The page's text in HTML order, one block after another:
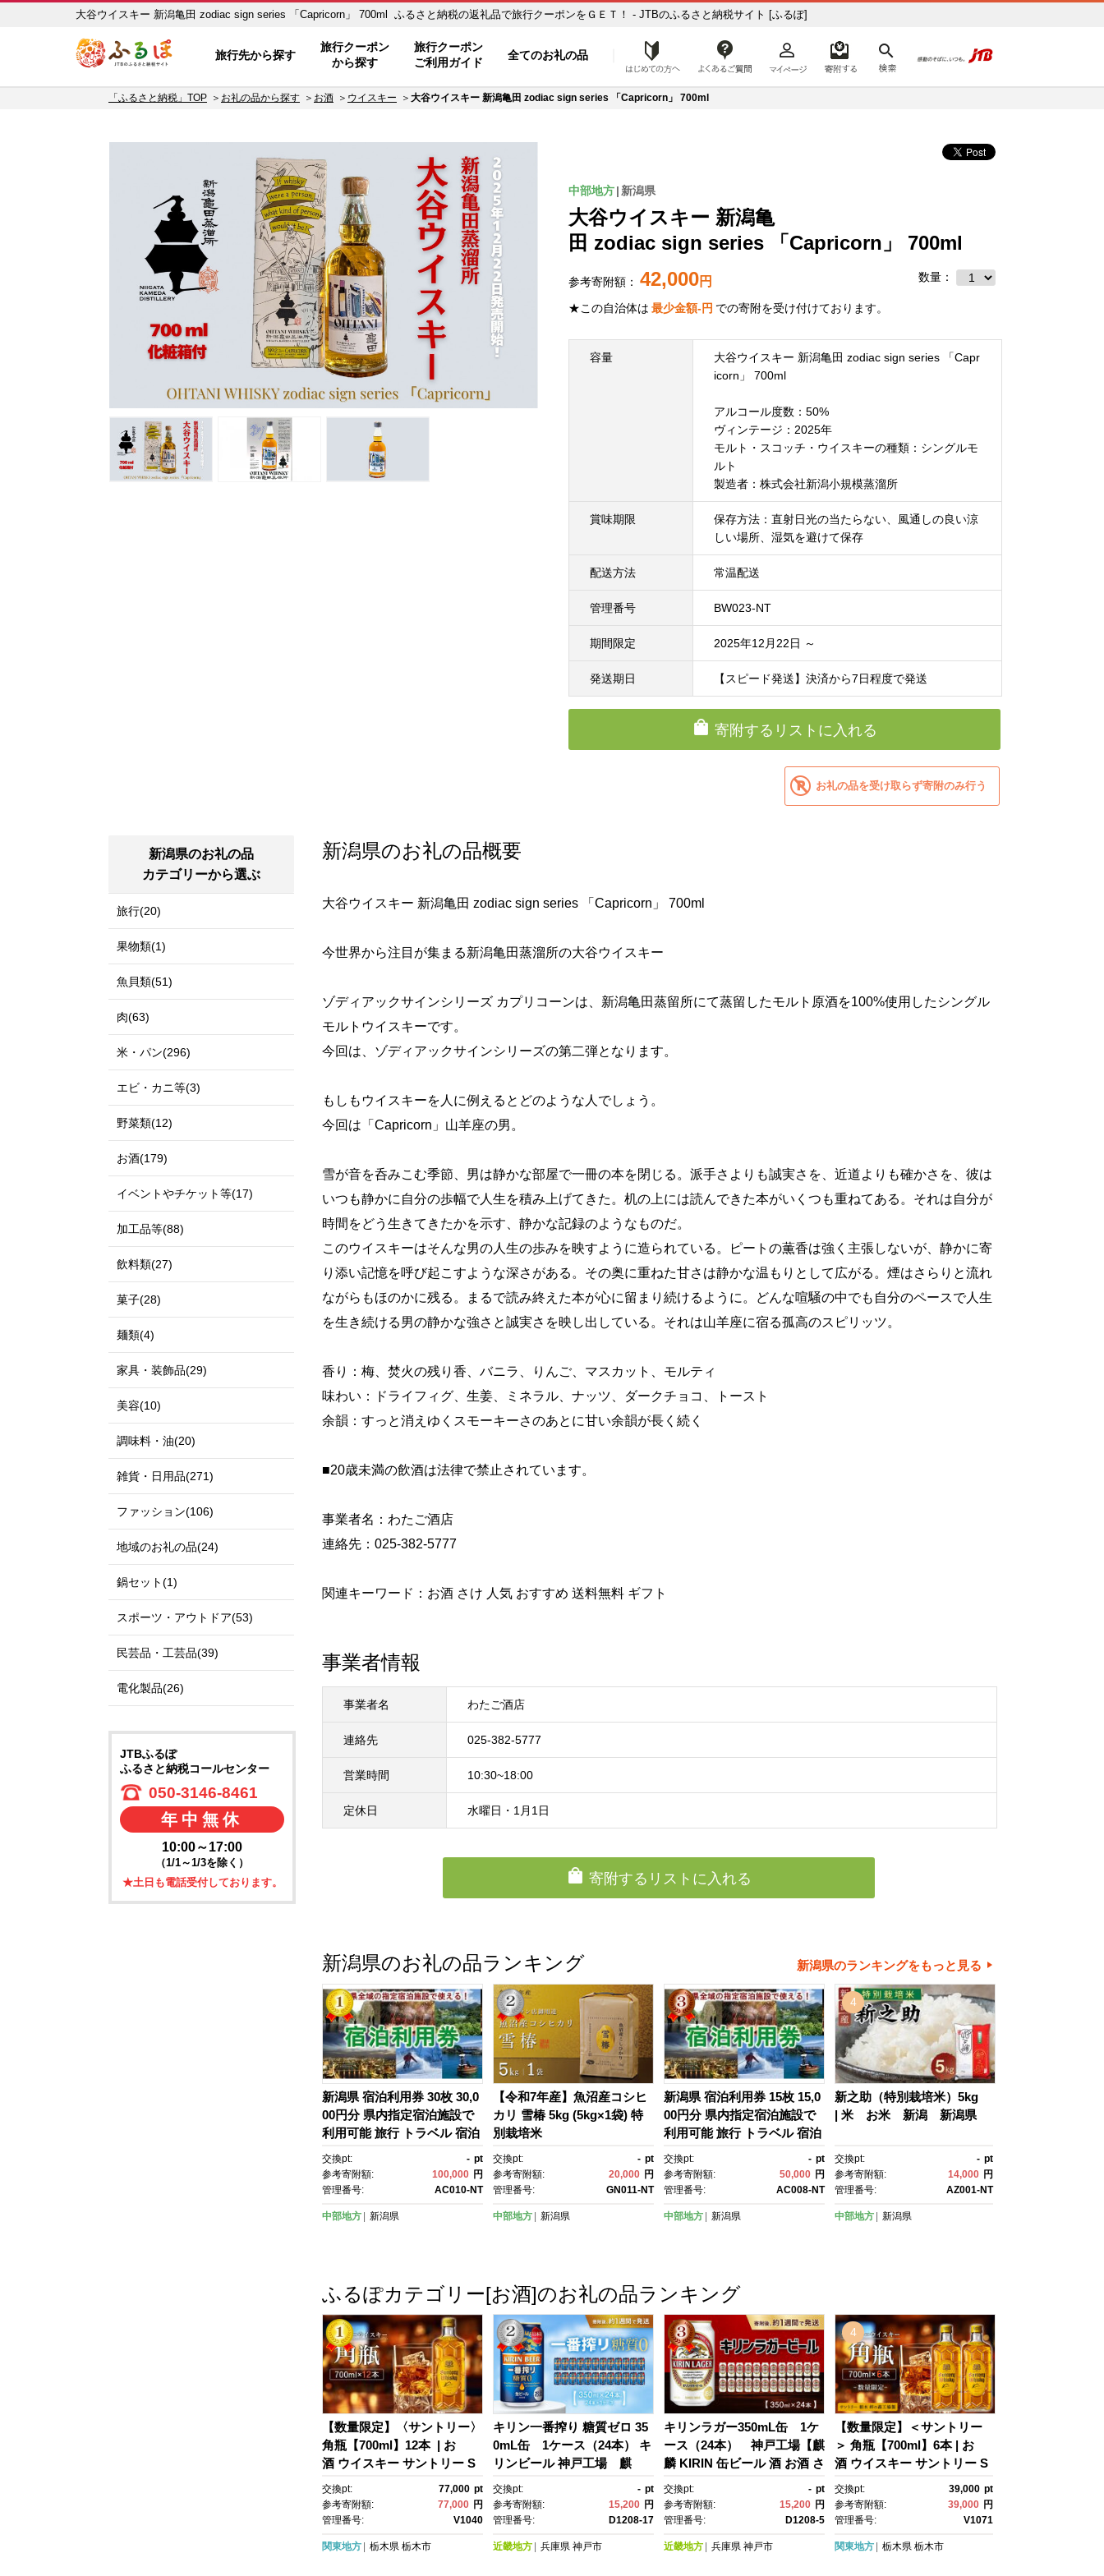
大谷ウイスキー 新潟亀田 zodiac sign series 「Capricorn」 700ml ふるさと納税の返礼品で旅行クーポンをＧＥＴ！ - JTBのふるさと納税サイト [ふるぽ]
旅行先から探す
旅行クーポン
から探す
旅行クーポン
ご利用ガイド
全てのお礼の品 はじめての方へ
「ふるさと納税」TOP お礼の品から探す お酒 ウイスキー 大谷ウイスキー 新潟亀田 zodiac sign series 「Capricorn」 700ml
中部地方 新潟県
大谷ウイスキー 新潟亀
田 zodiac sign series 「Capricorn」 700ml
参考寄附額： 42,000円 数量：
★この自治体は 最少金額-円 での寄附を受け付けております。
容量
大谷ウイスキー 新潟亀田 zodiac sign series 「Capr
icorn」 700ml
アルコール度数：50%
ヴィンテージ：2025年
モルト・スコッチ・ウイスキーの種類：シングルモ
ルト
製造者：株式会社新潟小規模蒸溜所
賞味期限
保存方法：直射日光の当たらない、風通しの良い涼
しい場所、湿気を避けて保存
配送方法 常温配送
管理番号 BW023-NT
期間限定 2025年12月22日 ～
発送期日 【スピード発送】決済から7日程度で発送
寄附するリストに入れる
お礼の品を受け取らず寄附のみ行う
新潟県のお礼の品概要
大谷ウイスキー 新潟亀田 zodiac sign series 「Capricorn」 700ml
今世界から注目が集まる新潟亀田蒸溜所の大谷ウイスキー
ゾディアックサインシリーズ カプリコーンは、新潟亀田蒸留所にて蒸留したモルト原酒を100%使用したシングル
モルトウイスキーです。
今回は、ゾディアックサインシリーズの第二弾となります。
もしもウイスキーを人に例えるとどのような人でしょう。
今回は「Capricorn」山羊座の男。
雪が音を呑みこむ季節、男は静かな部屋で一冊の本を閉じる。派手さよりも誠実さを、近道よりも確かさを、彼は
いつも静かに自分の歩幅で人生を積み上げてきた。机の上には読んできた本がいくつも重ねてある。それは自分が
時間をどう生きてきたかを示す、静かな記録のようなものだ。
このウイスキーはそんな男の人生の歩みを映すように造られている。ピートの薫香は強く主張しないが、静かに寄
り添い記憶を呼び起こすような深さがある。その奥に重ねた甘さは静かな温もりとして広がる。煙はさらりと流れ
ながらもほのかに残る。まるで読み終えた本が心に留まり続けるように。どんな喧騒の中でも自分のペースで人生
を生き続ける男の静かな強さと誠実さを映し出している。それは山羊座に宿る孤高のスピリッツ。
香り：梅、焚火の残り香、バニラ、りんご、マスカット、モルティ
味わい：ドライフィグ、生姜、ミネラル、ナッツ、ダークチョコ、トースト
余韻：すっと消えゆくスモーキーさのあとに甘い余韻が長く続く
■20歳未満の飲酒は法律で禁止されています。
事業者名：わたご酒店
連絡先：025-382-5777
関連キーワード：お酒 さけ 人気 おすすめ 送料無料 ギフト
事業者情報
事業者名 わたご酒店
連絡先 025-382-5777
営業時間 10:30~18:00
定休日 水曜日・1月1日
寄附するリストに入れる
新潟県のお礼の品ランキング 新潟県のランキングをもっと見る
新潟県 宿泊利用券 30枚 30,0
00円分 県内指定宿泊施設で
利用可能 旅行 トラベル 宿泊
予約 旅行予約 観光 チケッ
ト 温泉 旅館 旬 味覚 堪能 家
族連れ 子供連れ ファミリ
潟 にいがた ふるさと納税 プ
交換pt: - pt
参考寄附額:
100,000 円
管理番号:
AC010-NT
中部地方 新潟県
【令和7年産】魚沼産コシヒ
カリ 雪椿 5kg (5kg×1袋) 特
別栽培米
交換pt: - pt
参考寄附額:
20,000 円
管理番号:
GN011-NT
中部地方 新潟県
新潟県 宿泊利用券 15枚 15,0
00円分 県内指定宿泊施設で
利用可能 旅行 トラベル 宿泊
予約 旅行予約 観光 チケッ
ト 温泉 旅館 旬 味覚 堪能 家
族連れ 子供連れ ファミリ
潟 にいがた ふるさと納税 プ
交換pt: - pt
参考寄附額:
50,000 円
管理番号:
AC008-NT
中部地方 新潟県
4
新之助（特別栽培米）5kg
| 米 お米 新潟 新潟県
交換pt: - pt
参考寄附額:
14,000 円
管理番号:
AZ001-NT
中部地方 新潟県
ふるぽカテゴリー[お酒]のお礼の品ランキング
【数量限定】〈サントリー〉
角瓶【700ml】12本 | お
酒 ウイスキー サントリー S
UNTORY ハイボール レビュ
ー 高評価 ロック 水割り さ
け 人気 本数選べる おすす
交換pt: 77,000 pt
参考寄附額:
77,000 円
管理番号:
V1040
関東地方 栃木県 栃木市
キリン一番搾り 糖質ゼロ 35
0mL缶 1ケース（24本） キ
リンビール 神戸工場 麒
麟 KIRIN 酒 一番絞り D1208
-17
交換pt: - pt
参考寄附額:
15,200 円
管理番号:
D1208-17
近畿地方 兵庫県 神戸市
キリンラガー350mL缶 1ケ
ース（24本） 神戸工場【麒
麟 KIRIN 缶ビール 酒 お酒 さ
け 詰合せ LAGER アルコー
ル お取り寄せ 人気 おすす
め アウトドア BBQ キャン
交換pt: - pt
参考寄附額:
15,200 円
管理番号:
D1208-5
近畿地方 兵庫県 神戸市
4
【数量限定】＜サントリー
＞ 角瓶【700ml】6本 | お
酒 ウイスキー サントリー S
UNTORY ハイボール レビュ
ー 高評価 ロック 水割り さ
け 人気 本数選べる おすす
交換pt: 39,000 pt
参考寄附額:
39,000 円
管理番号:
V1071
関東地方 栃木県 栃木市
新潟県のお礼の品
カテゴリーから選ぶ
旅行(20)
果物類(1)
魚貝類(51)
肉(63)
米・パン(296)
エビ・カニ等(3)
野菜類(12)
お酒(179)
イベントやチケット等(17)
加工品等(88)
飲料類(27)
菓子(28)
麺類(4)
家具・装飾品(29)
美容(10)
調味料・油(20)
雑貨・日用品(271)
ファッション(106)
地域のお礼の品(24)
鍋セット(1)
スポーツ・アウトドア(53)
民芸品・工芸品(39)
電化製品(26)
JTBふるぽ
ふるさと納税コールセンター
050-3146-8461
年中無休
10:00～17:00
（1/1～1/3を除く）
★土日も電話受付しております。